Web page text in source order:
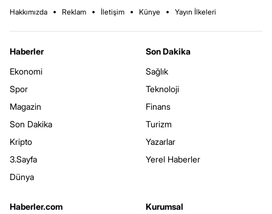
Hakkımızda Reklam İletişim Künye Yayın İlkeleri
Haberler
Ekonomi
Spor
Magazin
Son Dakika
Kripto
3.Sayfa
Dünya
Son Dakika
Sağlık
Teknoloji
Finans
Turizm
Yazarlar
Yerel Haberler
Haberler.com
Kurumsal